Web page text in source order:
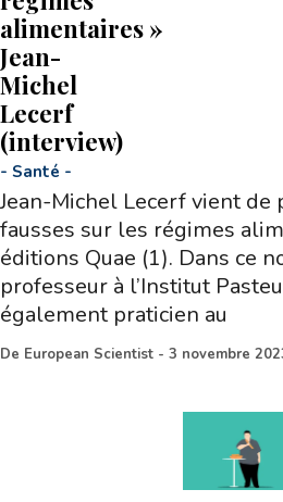
alimentaires »
Jean-
Michel
Lecerf
(interview)
- Santé -
Jean-Michel Lecerf vient de
fausses sur les régimes
éditions Quae (1). Dans ce
professeur à l’Institut
également praticien au
De European Scientist - 3 novembre